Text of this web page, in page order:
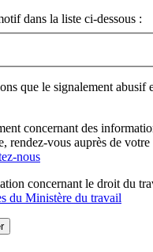
dans la liste ci-dessous :
que le signalement abusif
concernant des
, rendez-vous auprès de votre
nous
concernant le droit du
du Ministère du travail